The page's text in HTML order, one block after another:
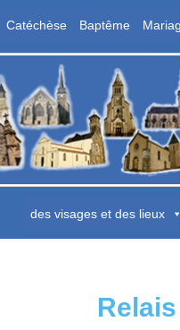
Catéchèse Baptême
Sainte
Sables d'Olonne
des visages et des lieux